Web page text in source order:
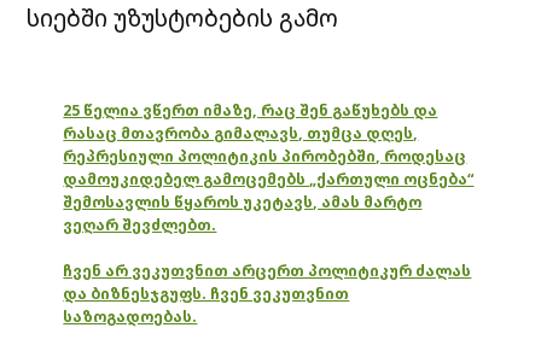
სიებში უზუსტობების გამო
25 წელია ვწერთ იმაზე, რაც შენ გაწუხებს და
რასაც მთავრობა გიმალავს, თუმცა დღეს,
რეპრესიული პოლიტიკის პირობებში, როდესაც
დამოუკიდებელ გამოცემებს „ქართული ოცნება“
შემოსავლის წყაროს უკეტავს, ამას მარტო
ვეღარ შევძლებთ.
ჩვენ არ ვეკუთვნით არცერთ პოლიტიკურ ძალას
და ბიზნესჯგუფს. ჩვენ ვეკუთვნით
საზოგადოებას.